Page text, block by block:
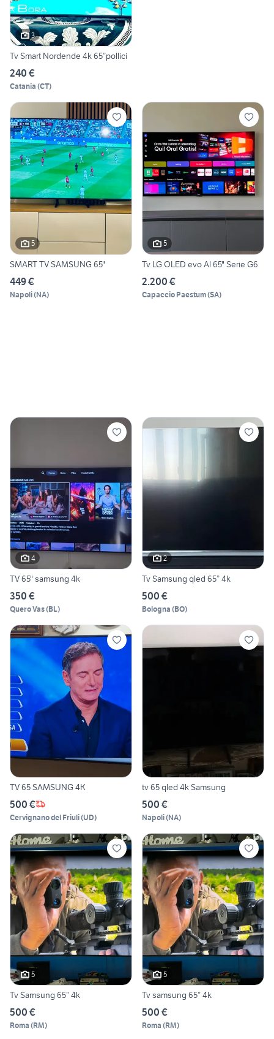
3
Tv Smart Nordende 4k 65”pollici
240 €
Catania (CT)
5
SMART TV SAMSUNG 65"
449 €
Napoli(NA)
5
Tv LG OLED evo Al 65" Serie G6
2.200 €
Capaccio Paestum(SA)
4
TV 65" samsung 4k
350 €
Quero Vas(BL)
2
Tv Samsung qled 65” 4k
500 €
Bologna (BO)
TV 65 SAMSUNG 4K
500 €
Cervignano del Friuli(UD)
tv 65 qled 4k Samsung
500 €
Napoli(NA)
5
Tv Samsung 65” 4k
500 €
Roma (RM)
5
Tv samsung 65” 4k
500 €
Roma (RM)